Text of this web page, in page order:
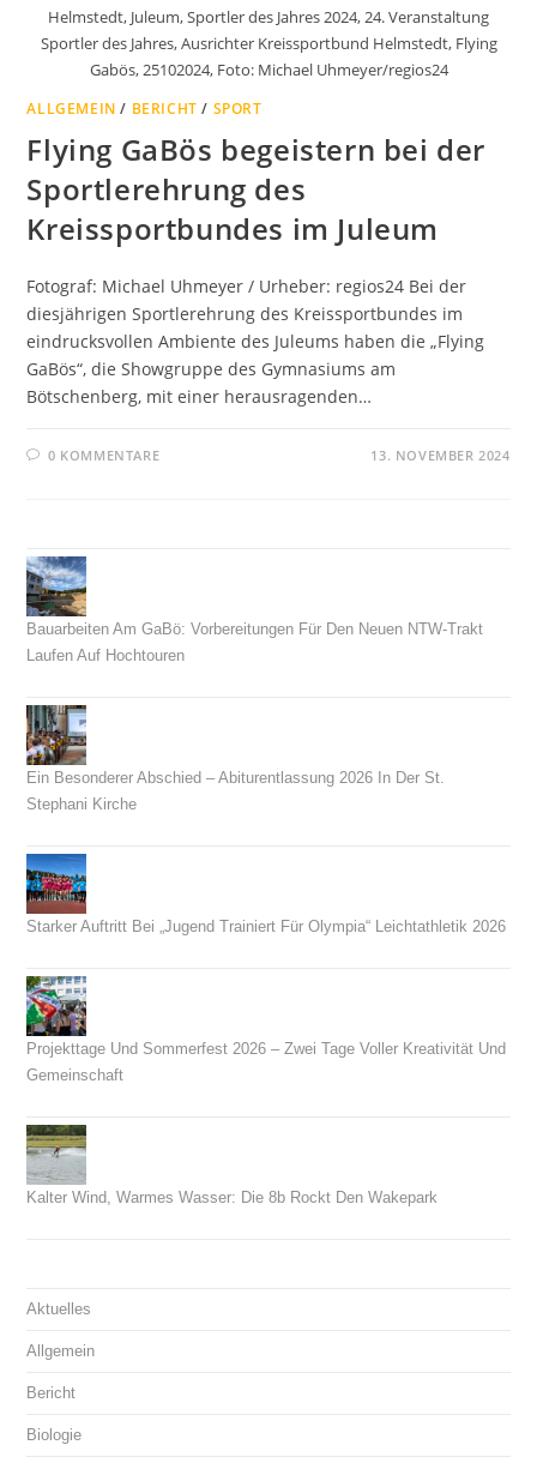
Helmstedt, Juleum, Sportler des Jahres 2024, 24. Veranstaltung
Sportler des Jahres, Ausrichter Kreissportbund Helmstedt, Flying
Gabös, 25102024, Foto: Michael Uhmeyer/regios24
ALLGEMEIN / BERICHT / SPORT
Flying GaBös begeistern bei der
Sportlerehrung des
Kreissportbundes im Juleum
Fotograf: Michael Uhmeyer / Urheber: regios24 Bei der
diesjährigen Sportlerehrung des Kreissportbundes im
eindrucksvollen Ambiente des Juleums haben die „Flying
GaBös“, die Showgruppe des Gymnasiums am
Bötschenberg, mit einer herausragenden…
0 KOMMENTARE 13. NOVEMBER 2024
Bauarbeiten Am GaBö: Vorbereitungen Für Den Neuen NTW-Trakt
Laufen Auf Hochtouren
Ein Besonderer Abschied – Abiturentlassung 2026 In Der St.
Stephani Kirche
Starker Auftritt Bei „Jugend Trainiert Für Olympia“ Leichtathletik 2026
Projekttage Und Sommerfest 2026 – Zwei Tage Voller Kreativität Und
Gemeinschaft
Kalter Wind, Warmes Wasser: Die 8b Rockt Den Wakepark
Aktuelles
Allgemein
Bericht
Biologie